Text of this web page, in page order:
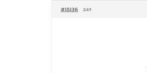
#15136 הגב